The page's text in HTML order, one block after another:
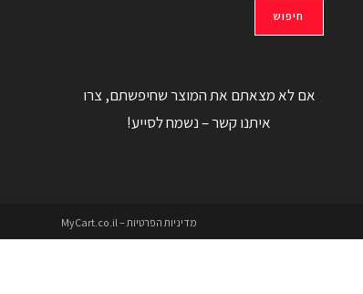
חיפוש
אם לא מצאתם את המוצר שחיפשתם, צרו
איתנו קשר – נשמח לסייע!
מדיניות הפרטיות – MyCart.co.il